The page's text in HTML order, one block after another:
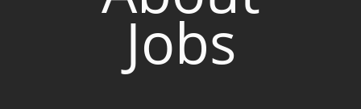
Jobs
Weihnachten
und einen